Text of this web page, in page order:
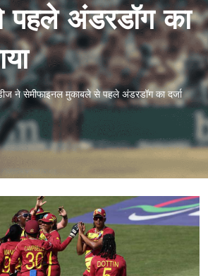
अंडरडॉग का
ने सेमीफाइनल मुकाबले से पहले अंडरडॉग का दर्जा